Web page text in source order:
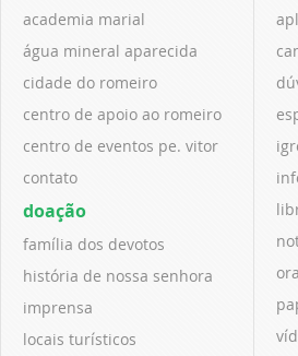
academia marial
água mineral aparecida
cidade do romeiro
centro de apoio ao romeiro
centro de eventos pe. vitor
contato
doação
família dos devotos
história de nossa senhora
imprensa
locais turísticos